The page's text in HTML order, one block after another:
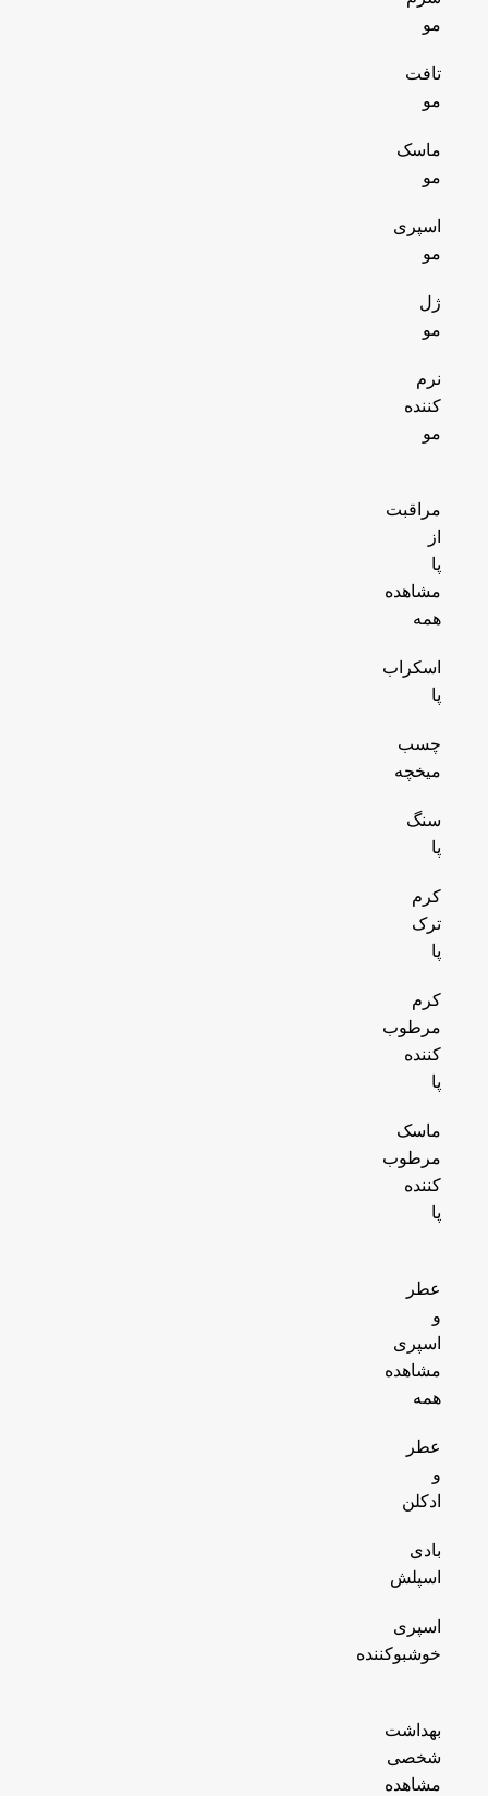
مو
تافت
مو
ماسک
مو
اسپری
مو
ژل
مو
نرم
کننده
مو
مراقبت
از
پا
مشاهده
همه
اسکراب
پا
چسب
میخچه
سنگ
پا
کرم
ترک
پا
کرم
مرطوب
کننده
پا
ماسک
مرطوب
کننده
پا
عطر
و
اسپری
مشاهده
همه
عطر
و
ادکلن
بادی
اسپلش
اسپری
خوشبوکننده
بهداشت
شخصی
مشاهده